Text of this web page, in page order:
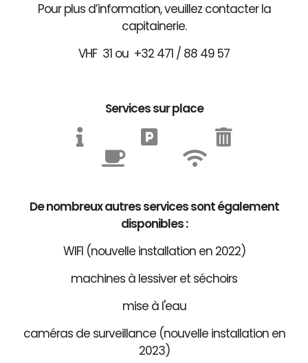
Pour plus d’information, veuillez contacter la
capitainerie.
VHF 31 ou +32 471 / 88 49 57
Services sur place
De nombreux autres services sont également
disponibles :
WIFI (nouvelle installation en 2022)
machines à lessiver et séchoirs
mise à l'eau
caméras de surveillance (nouvelle installation en
2023)